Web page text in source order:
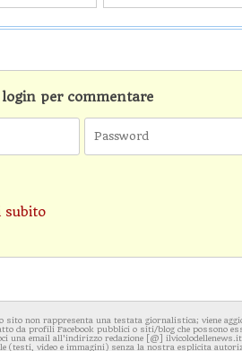
per commentare
subito
sito non rappresenta una testata giornalistica; viene
da profili Facebook pubblici o siti/blog che possono
una email all'indirizzo redazione [@]
(testi, video e immagini) senza la nostra esplicita